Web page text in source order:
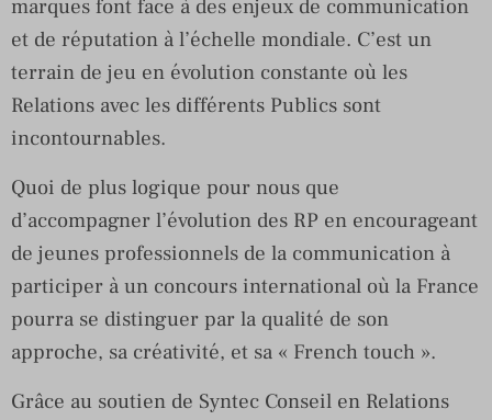
marques font face à des enjeux de communication
et de réputation à l’échelle mondiale. C’est un
terrain de jeu en évolution constante où les
Relations avec les différents Publics sont
incontournables.
Quoi de plus logique pour nous que
d’accompagner l’évolution des RP en encourageant
de jeunes professionnels de la communication à
participer à un concours international où la France
pourra se distinguer par la qualité de son
approche, sa créativité, et sa « French touch ».
Grâce au soutien de Syntec Conseil en Relations